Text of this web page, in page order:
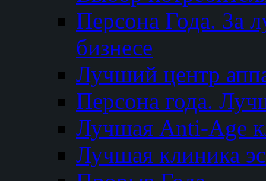
Персона Года. За
бизнесе
Лучший центр
Персона года.
Лучшая Anti-Age
Лучшая клиника